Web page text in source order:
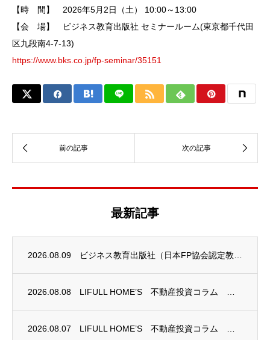
【時 間】 2026年5月2日（土） 10:00～13:00
【会 場】 ビジネス教育出版社 セミナールーム(東京都千代田
区九段南4-7-13)
https://www.bks.co.jp/fp-seminar/35151
最新記事
2026.08.09
2026.08.08
2026.08.07